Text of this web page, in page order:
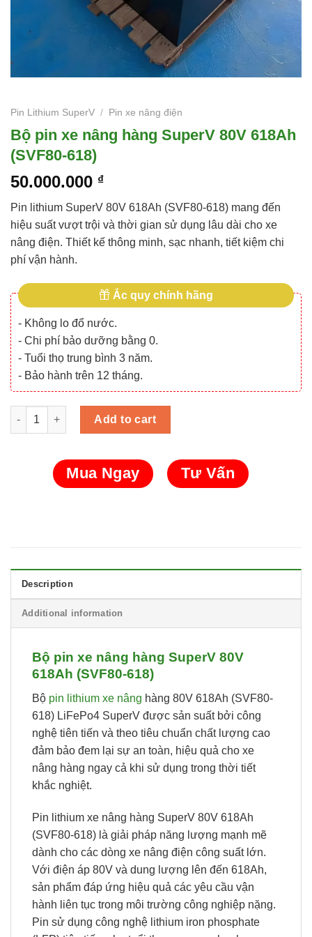
Pin Lithium SuperV / Pin xe nâng điện
Bộ pin xe nâng hàng SuperV 80V 618Ah
(SVF80-618)
50.000.000 ₫
Pin lithium SuperV 80V 618Ah (SVF80-618) mang đến
hiệu suất vượt trội và thời gian sử dụng lâu dài cho xe
nâng điện. Thiết kế thông minh, sạc nhanh, tiết kiệm chi
phí vận hành.
Ắc quy chính hãng
- Không lo đổ nước.
- Chi phí bảo dưỡng bằng 0.
- Tuổi thọ trung bình 3 năm.
- Bảo hành trên 12 tháng.
Bộ pin xe nâng hàng SuperV 80V 618Ah (SVF80-618) quantity
Add to cart
Mua Ngay Tư Vấn
Description
Additional information
Bộ pin xe nâng hàng SuperV 80V
618Ah (SVF80-618)
Bộ pin lithium xe nâng hàng 80V 618Ah (SVF80-
618) LiFePo4 SuperV được sản suất bởi công
nghệ tiên tiến và theo tiêu chuẩn chất lượng cao
đảm bảo đem lại sự an toàn, hiệu quả cho xe
nâng hàng ngay cả khi sử dụng trong thời tiết
khắc nghiệt.
Pin lithium xe nâng hàng SuperV 80V 618Ah
(SVF80-618) là giải pháp năng lượng mạnh mẽ
dành cho các dòng xe nâng điện công suất lớn.
Với điện áp 80V và dung lượng lên đến 618Ah,
sản phẩm đáp ứng hiệu quả các yêu cầu vận
hành liên tục trong môi trường công nghiệp nặng.
Pin sử dụng công nghệ lithium iron phosphate